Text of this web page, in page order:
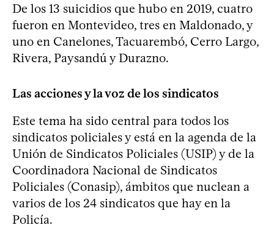
De los 13 suicidios que hubo en 2019, cuatro
fueron en Montevideo, tres en Maldonado, y
uno en Canelones, Tacuarembó, Cerro Largo,
Rivera, Paysandú y Durazno.
Las acciones y la voz de los sindicatos
Este tema ha sido central para todos los
sindicatos policiales y está en la agenda de la
Unión de Sindicatos Policiales (USIP) y de la
Coordinadora Nacional de Sindicatos
Policiales (Conasip), ámbitos que nuclean a
varios de los 24 sindicatos que hay en la
Policía.